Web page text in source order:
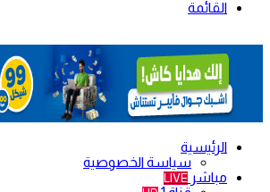
القائمة
الرئيسية
سياسة الخصوصية
مباشر LIVE